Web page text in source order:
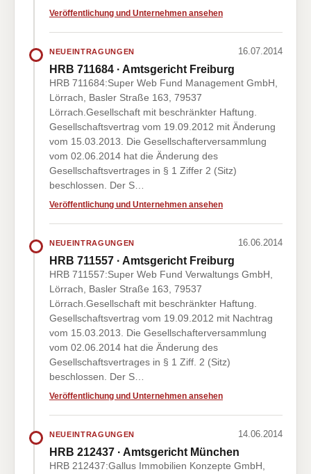
Veröffentlichung und Unternehmen ansehen
NEUEINTRAGUNGEN 16.07.2014
HRB 711684 · Amtsgericht Freiburg
HRB 711684:Super Web Fund Management GmbH,
Lörrach, Basler Straße 163, 79537
Lörrach.Gesellschaft mit beschränkter Haftung.
Gesellschaftsvertrag vom 19.09.2012 mit Änderung
vom 15.03.2013. Die Gesellschafterversammlung
vom 02.06.2014 hat die Änderung des
Gesellschaftsvertrages in § 1 Ziffer 2 (Sitz)
beschlossen. Der S…
Veröffentlichung und Unternehmen ansehen
NEUEINTRAGUNGEN 16.06.2014
HRB 711557 · Amtsgericht Freiburg
HRB 711557:Super Web Fund Verwaltungs GmbH,
Lörrach, Basler Straße 163, 79537
Lörrach.Gesellschaft mit beschränkter Haftung.
Gesellschaftsvertrag vom 19.09.2012 mit Nachtrag
vom 15.03.2013. Die Gesellschafterversammlung
vom 02.06.2014 hat die Änderung des
Gesellschaftsvertrages in § 1 Ziff. 2 (Sitz)
beschlossen. Der S…
Veröffentlichung und Unternehmen ansehen
NEUEINTRAGUNGEN 14.06.2014
HRB 212437 · Amtsgericht München
HRB 212437:Gallus Immobilien Konzepte GmbH,